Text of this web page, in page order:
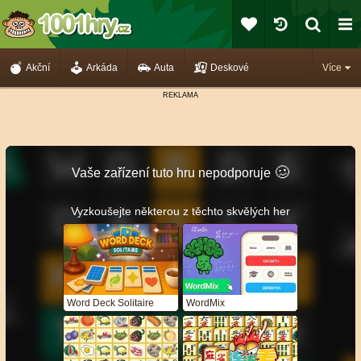
Více
Akční Arkáda Auta Deskové
Vaše zařízení tuto hru nepodporuje 🥴️
Vyzkoušejte některou z těchto skvělých her
Word Deck Solitaire WordMix